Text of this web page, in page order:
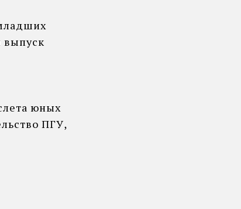
выпуск
юных
ПГУ,